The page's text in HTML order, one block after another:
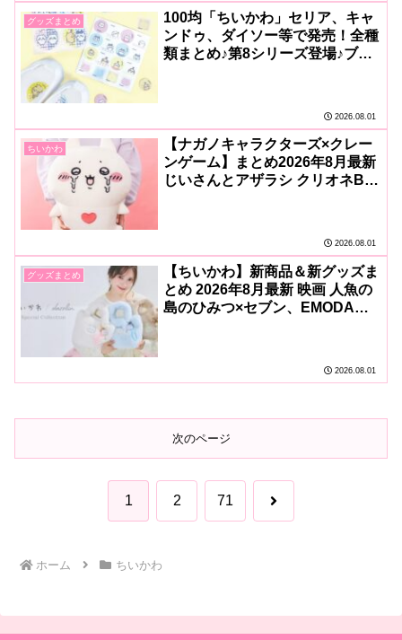
グッズまとめ
100均「ちいかわ」セリア、キャ
ンドゥ、ダイソー等で発売！全種
類まとめ♪第8シリーズ登場♪ブッ
2026.08.01
ちいかわ
【ナガノキャラクターズ×クレー
ンゲーム】まとめ2026年8月最新
じいさんとアザラシ クリオネBIG
2026.08.01
グッズまとめ
【ちいかわ】新商品＆新グッズま
とめ 2026年8月最新 映画 人魚の
島のひみつ×セブン、EMODA、
2026.08.01
次のページ
1 2 71 次
ホーム ちいかわ